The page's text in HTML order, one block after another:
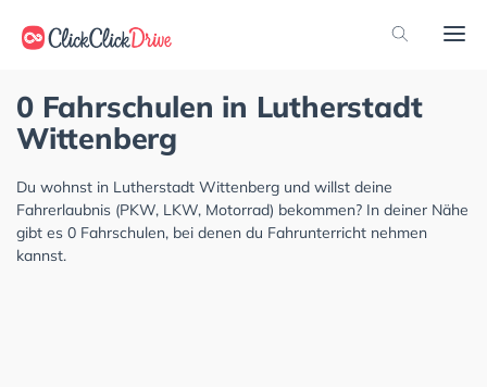
0 Fahrschulen in Lutherstadt
Wittenberg
Du wohnst in Lutherstadt Wittenberg und willst deine
Fahrerlaubnis (PKW, LKW, Motorrad) bekommen? In deiner Nähe
gibt es 0 Fahrschulen, bei denen du Fahrunterricht nehmen
kannst.